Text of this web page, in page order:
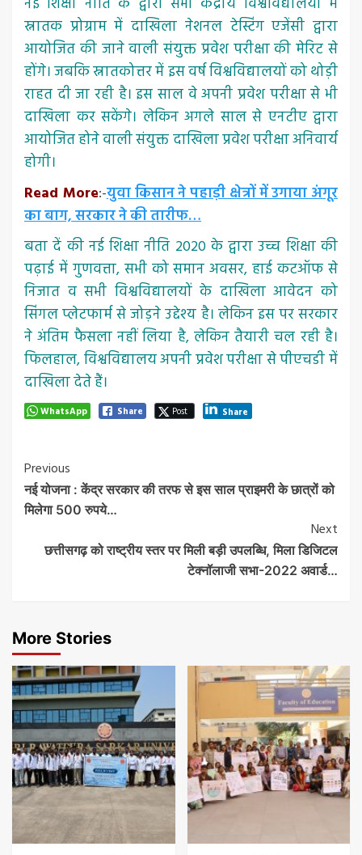
स्नातक प्रोग्राम में दाखिला नेशनल टेस्टिंग एजेंसी द्वारा
आयोजित की जाने वाली संयुक्त प्रवेश परीक्षा की मेरिट से
होंगे। जबकि स्नातकोत्तर में इस वर्ष विश्वविद्यालयों को थोड़ी
राहत दी जा रही है। इस साल वे अपनी प्रवेश परीक्षा से भी
दाखिला कर सकेंगे। लेकिन अगले साल से एनटीए द्वारा
आयोजित होने वाली संयुक्त दाखिला प्रवेश परीक्षा अनिवार्य
होगी।
Read More:-युवा किसान ने पहाड़ी क्षेत्रों में उगाया अंगूर
का बाग, सरकार ने की तारीफ…
बता दें की नई शिक्षा नीति 2020 के द्वारा उच्च शिक्षा की
पढ़ाई में गुणवत्ता, सभी को समान अवसर, हाई कटऑफ से
निजात व सभी विश्वविद्यालयों के दाखिला आवेदन को
सिंगल प्लेटफार्म से जोड़ने उद्देश्य है। लेकिन इस पर सरकार
ने अंतिम फैसला नहीं लिया है, लेकिन तैयारी चल रही है।
फिलहाल, विश्वविद्यालय अपनी प्रवेश परीक्षा से पीएचडी में
दाखिला देते हैं।
WhatsApp Share Post Share
Post
Navigation
Previous
नई योजना : केंद्र सरकार की तरफ से इस साल प्राइमरी के छात्रों को
मिलेगा 500 रुपये…
Next
छत्तीसगढ़ को राष्ट्रीय स्तर पर मिली बड़ी उपलब्धि, मिला डिजिटल
टेक्नॉलाजी सभा-2022 अवार्ड…
More Stories